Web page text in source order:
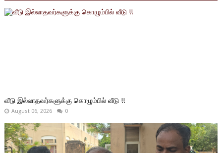
வீடு இல்லாதவர்களுக்கு கொழும்பில் வீடு !!
August 06, 2026 0